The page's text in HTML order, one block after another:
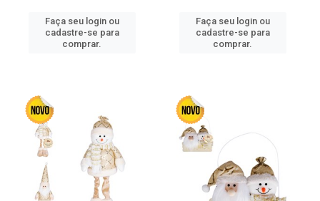
Faça seu login ou
cadastre-se para
comprar.
Faça seu login ou
cadastre-se para
comprar.